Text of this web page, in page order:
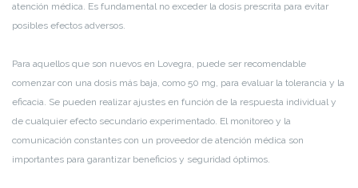
atención médica. Es fundamental no exceder la dosis prescrita para evitar
posibles efectos adversos.
Para aquellos que son nuevos en Lovegra, puede ser recomendable
comenzar con una dosis más baja, como 50 mg, para evaluar la tolerancia y la
eficacia. Se pueden realizar ajustes en función de la respuesta individual y
de cualquier efecto secundario experimentado. El monitoreo y la
comunicación constantes con un proveedor de atención médica son
importantes para garantizar beneficios y seguridad óptimos.